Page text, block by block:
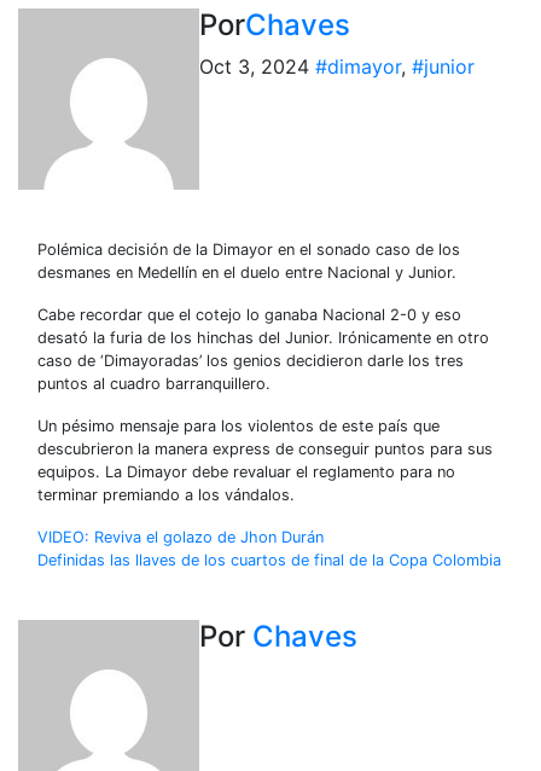
PorChaves
Oct 3, 2024 #dimayor, #junior
Polémica decisión de la Dimayor en el sonado caso de los
desmanes en Medellín en el duelo entre Nacional y Junior.
Cabe recordar que el cotejo lo ganaba Nacional 2-0 y eso
desató la furia de los hinchas del Junior. Irónicamente en otro
caso de ‘Dimayoradas’ los genios decidieron darle los tres
puntos al cuadro barranquillero.
Un pésimo mensaje para los violentos de este país que
descubrieron la manera express de conseguir puntos para sus
equipos. La Dimayor debe revaluar el reglamento para no
terminar premiando a los vándalos.
Navegación
VIDEO: Reviva el golazo de Jhon Durán
Definidas las llaves de los cuartos de final de la Copa Colombia
Por Chaves